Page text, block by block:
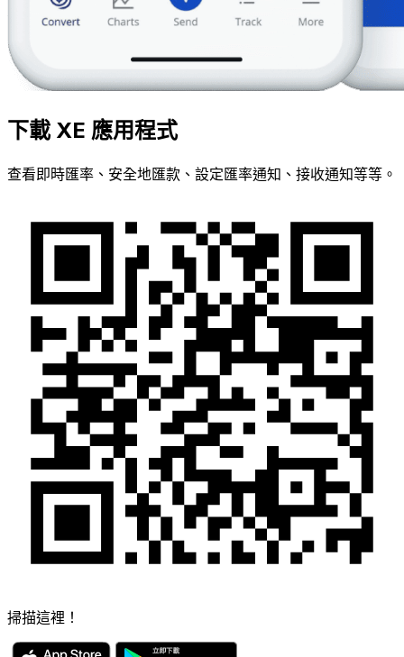
下載 XE 應用程式
查看即時匯率、安全地匯款、設定匯率通知、接收通知等等。
掃描這裡！